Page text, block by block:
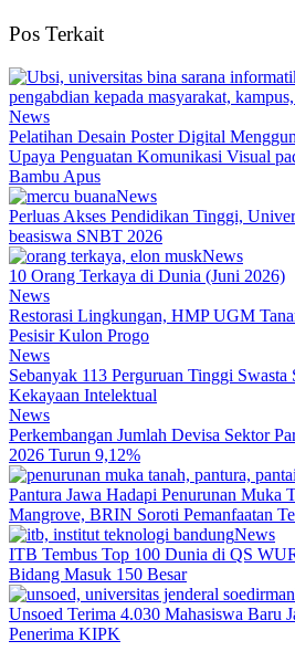
Pos Terkait
News
Pelatihan Desain Poster Digital
Upaya Penguatan Komunikasi Visual
Bambu Apus
News
Perluas Akses Pendidikan Tinggi,
beasiswa SNBT 2026
News
10 Orang Terkaya di Dunia (Juni 2026)
News
Restorasi Lingkungan, HMP UGM
Pesisir Kulon Progo
News
Sebanyak 113 Perguruan Tinggi Swasta
Kekayaan Intelektual
News
Perkembangan Jumlah Devisa Sektor
2026 Turun 9,12%
Pantura Jawa Hadapi Penurunan Muka
Mangrove, BRIN Soroti Pemanfaatan
News
ITB Tembus Top 100 Dunia di QS
Bidang Masuk 150 Besar
Unsoed Terima 4.030 Mahasiswa Baru
Penerima KIPK